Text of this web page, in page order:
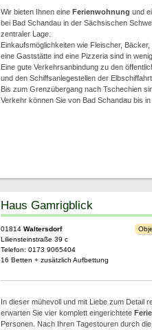
Wir bieten Ihnen eine Ferienwohnung und
bei Bad Schandau in der Sächsischen
zentraler Lage.
Einkaufsmöglichkeiten wie Fleischer,
eine Gaststätte ind eine Pizzeria sind in
Eine gute Verkehrsanbindung zu den
und den Schiffsanlegestellen der
Bis zum Grenzübergang nach Tschechien
Verkehr können Sie von Bad Schandau bis
Haus Gamrigblick
01814 Waltersdorf
Liliensteinstraße 39 c
Telefon: 0173 9065404
16 Betten + zusätzlich Aufbettung
In dieser mühevoll und mit Liebe zum Detail
erwarten Sie vier komplett eingerichtete
Personen. Nach Ihren Tagestouren durch